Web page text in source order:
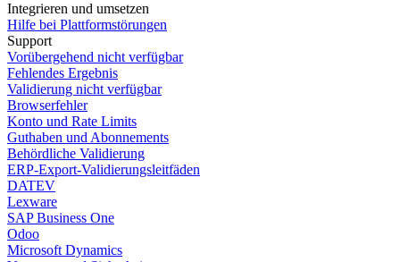
Integrieren und umsetzen
Hilfe bei Plattformstörungen
Support
Vorübergehend nicht verfügbar
Fehlendes Ergebnis
Validierung nicht verfügbar
Browserfehler
Konto und Rate Limits
Guthaben und Abonnements
Behördliche Validierung
ERP-Export-Validierungsleitfäden
DATEV
Lexware
SAP Business One
Odoo
Microsoft Dynamics